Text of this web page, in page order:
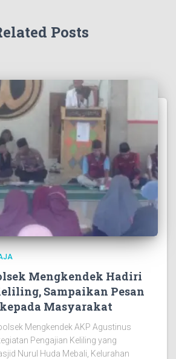
Posts
Mengkendek Hadiri
Sampaikan Pesan
Masyarakat
Mengkendek AKP Agustinus
Pengajian Keliling yang
Nurul Huda Mebali, Kelurahan